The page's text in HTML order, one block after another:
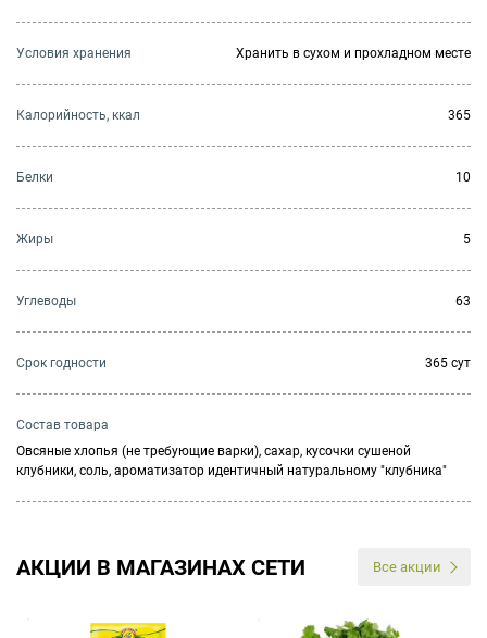
Условия хранения Хранить в сухом и прохладном месте
Калорийность, ккал 365
Белки 10
Жиры 5
Углеводы 63
Cрок годности 365 сут
Состав товара
Овсяные хлопья (не требующие варки), сахар, кусочки сушеной
клубники, соль, ароматизатор идентичный натуральному "клубника"
АКЦИИ В МАГАЗИНАХ СЕТИ Все акции